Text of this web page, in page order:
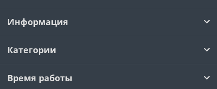
Информация
Категории
Время работы